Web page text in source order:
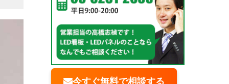
今すぐ無料で相談する